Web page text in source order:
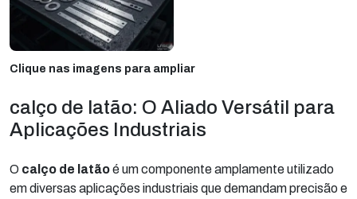
Clique nas imagens para ampliar
calço de latão: O Aliado Versátil para
Aplicações Industriais
O calço de latãoé um componente amplamente utilizado
em diversas aplicações industriais que demandam precisão e